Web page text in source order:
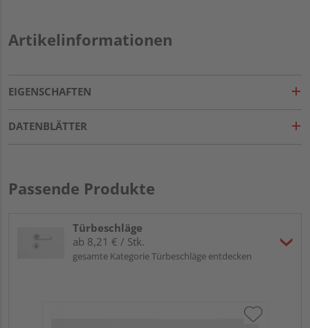
Artikelinformationen
EIGENSCHAFTEN
DATENBLÄTTER
Passende Produkte
Türbeschläge
ab 8,21 € / Stk.
gesamte Kategorie Türbeschläge entdecken